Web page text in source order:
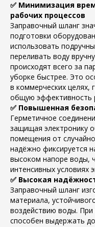
✅ Минимизация
рабочих процессов
Заправочный шланг
подготовки
использовать
переливать воду
происходят всего за
уборке быстрее. Это
в коммерческих целях,
общую эффективность
✅ Повышенная
Герметичное
защищая электронику
помещения от
надёжно фиксируется
высоком напоре воды,
интенсивных условиях
✅ Высокая
Заправочный шланг
материала,
воздействию воды. При
способен выдержать до